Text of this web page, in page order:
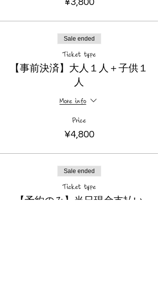
¥3,800
Sale ended
Ticket type
【事前決済】大人１人＋子供１
人
More info
Price
¥4,800
Sale ended
Ticket type
【予約のみ】当日現金支払い